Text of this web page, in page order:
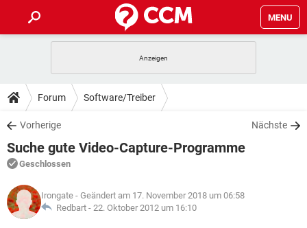
MENU
ANDROID IOS
WINDOWS 10
WHATSAPP TIKTOK
FACEBOOK
TIPPS & TRICKS
SPIELE
WINDOWS 10
WHATSAPP
FACEBOOK HARDWARE
DOWNLOADS
SPIELE STREAMING
ANDROID
WINDOWS 10 INSTAGRAM
WHATSAPP
FORUM
SPIELE
ANDROID IOS
LEXIKON
SPIELE
Forum Software/Treiber
Vorherige Nächste
Suche gute Video-Capture-Programme
Geschlossen
Irongate - Geändert am 17. November 2018 um 06:58
Redbart - 22. Oktober 2012 um 16:10